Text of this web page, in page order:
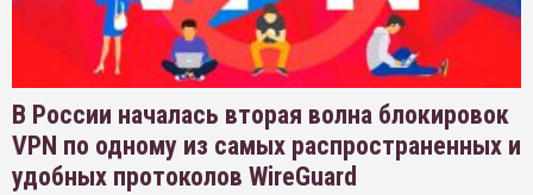
В России началась вторая волна блокировок
VPN по одному из самых распространенных и
удобных протоколов WireGuard